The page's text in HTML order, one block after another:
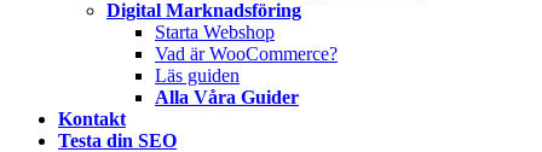
Digital Marknadsföring
Starta Webshop
Vad är WooCommerce?
Läs guiden
Alla Våra Guider
Kontakt
Testa din SEO